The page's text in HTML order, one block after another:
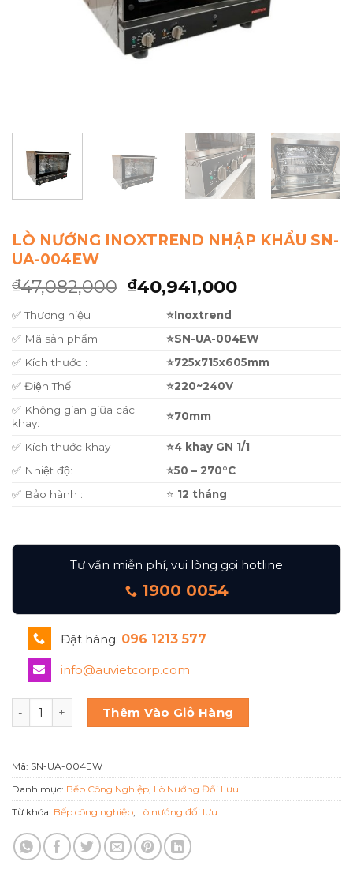
LÒ NƯỚNG INOXTREND NHẬP KHẨU SN-
UA-004EW
₫47,082,000 ₫40,941,000
✅ Thương hiệu :
⭐Inoxtrend
✅ Mã sản phẩm :
⭐SN-UA-004EW
✅ Kích thước :
⭐725x715x605mm
✅ Điện Thế:
⭐220~240V
✅ Không gian giữa các
khay:
⭐70mm
✅ Kích thước khay ⭐4 khay GN 1/1
✅ Nhiệt độ:
⭐50 – 270°C
✅ Bảo hành :
⭐ 12 tháng
Tư vấn miễn phí, vui lòng gọi hotline
1900 0054
Đặt hàng: 096 1213 577
info@auvietcorp.com
LÒ NƯỚNG INOXTREND NHẬP KHẨU SN-UA-004EW số
Thêm Vào Giỏ Hàng
Mã: SN-UA-004EW
Danh mục: Bếp Công Nghiệp Lò Nướng Đối Lưu
Từ khóa: Bếp công nghiệp Lò nướng đối lưu